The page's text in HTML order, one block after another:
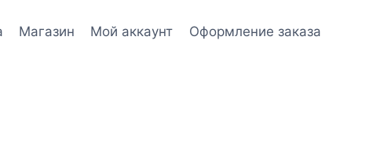
Магазин Мой аккаунт Оформление заказа